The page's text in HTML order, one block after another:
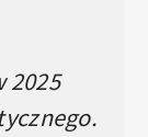
2025